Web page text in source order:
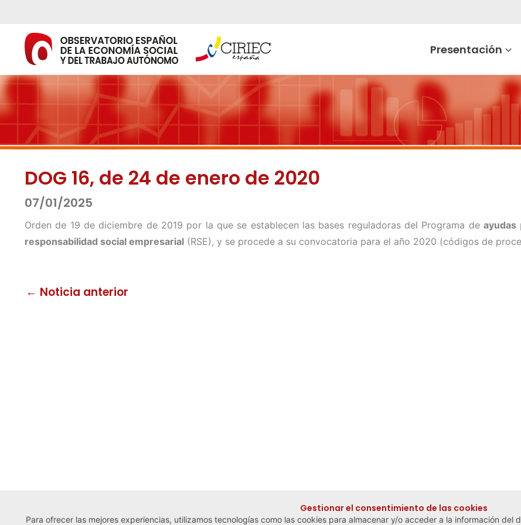
contenido
Presentación
DOG 16, de 24 de enero de 2020
07/01/2025
Orden de 19 de diciembre de 2019 por la que se establecen las bases reguladoras del Programa de ayudas
responsabilidad social empresarial (RSE), y se procede a su convocatoria para el año 2020 (códigos de
← Noticia anterior
Gestionar el consentimiento de las cookies
Para ofrecer las mejores experiencias, utilizamos tecnologías como las cookies para almacenar y/o acceder a la información